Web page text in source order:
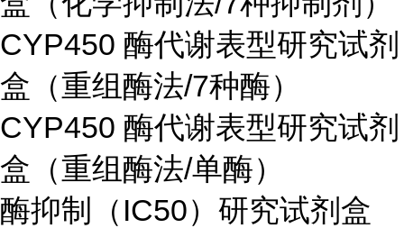
CYP450 酶代谢表型研究试剂
盒（重组酶法/7种酶）
CYP450 酶代谢表型研究试剂
盒（重组酶法/单酶）
酶抑制（IC50）研究试剂盒